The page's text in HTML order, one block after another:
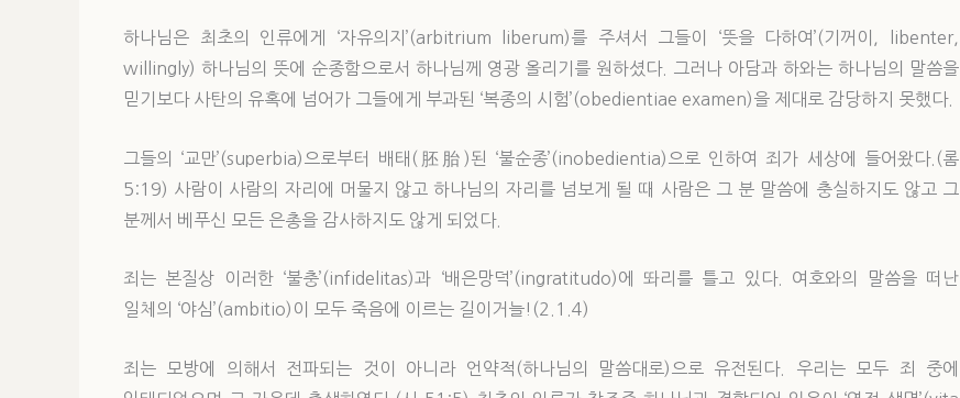
하나님은 최초의 인류에게 ‘자유의지’(arbitrium liberum)를 주셔서 그들이 ‘뜻을 다하여’(기꺼이, libenter,
willingly) 하나님의 뜻에 순종함으로서 하나님께 영광 올리기를 원하셨다. 그러나 아담과 하와는 하나님의 말씀을
믿기보다 사탄의 유혹에 넘어가 그들에게 부과된 ‘복종의 시험’(obedientiae examen)을 제대로 감당하지 못했다.
그들의 ‘교만’(superbia)으로부터 배태(胚胎)된 ‘불순종’(inobedientia)으로 인하여 죄가 세상에 들어왔다.(롬
5:19) 사람이 사람의 자리에 머물지 않고 하나님의 자리를 넘보게 될 때 사람은 그 분 말씀에 충실하지도 않고 그
분께서 베푸신 모든 은총을 감사하지도 않게 되었다.
죄는 본질상 이러한 ‘불충’(infidelitas)과 ‘배은망덕’(ingratitudo)에 똬리를 틀고 있다. 여호와의 말씀을 떠난
일체의 ‘야심’(ambitio)이 모두 죽음에 이르는 길이거늘!(2.1.4)
죄는 모방에 의해서 전파되는 것이 아니라 언약적(하나님의 말씀대로)으로 유전된다. 우리는 모두 죄 중에